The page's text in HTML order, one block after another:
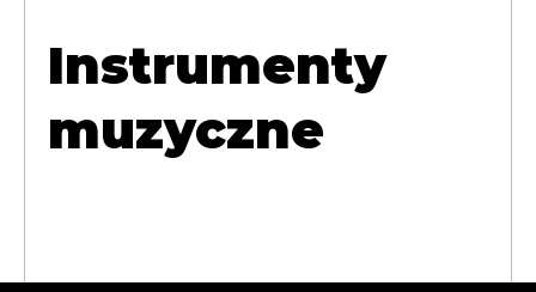
Instrumenty
muzyczne